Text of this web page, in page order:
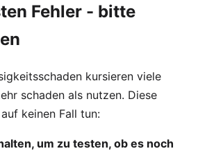
Fehler - bitte
kursieren viele
schaden als nutzen. Diese
keinen Fall tun:
um zu testen, ob es noch